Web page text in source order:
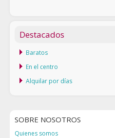
Destacados
Baratos
En el centro
Alquilar por días
SOBRE NOSOTROS
Quienes somos